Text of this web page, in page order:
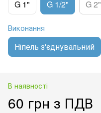
G 1" G 1/2" G 2"
Виконання
Ніпель з'єднувальний
В наявності
60 грн з ПДВ